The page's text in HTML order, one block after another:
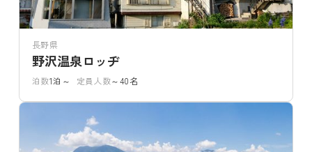
長野県
野沢温泉ロッヂ
泊数1泊～ 定員人数～40名